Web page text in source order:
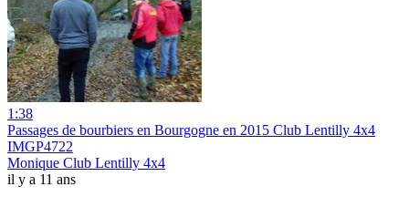
1:38
Passages de bourbiers en Bourgogne en 2015 Club Lentilly 4x4
IMGP4722
Monique Club Lentilly 4x4
il y a 11 ans